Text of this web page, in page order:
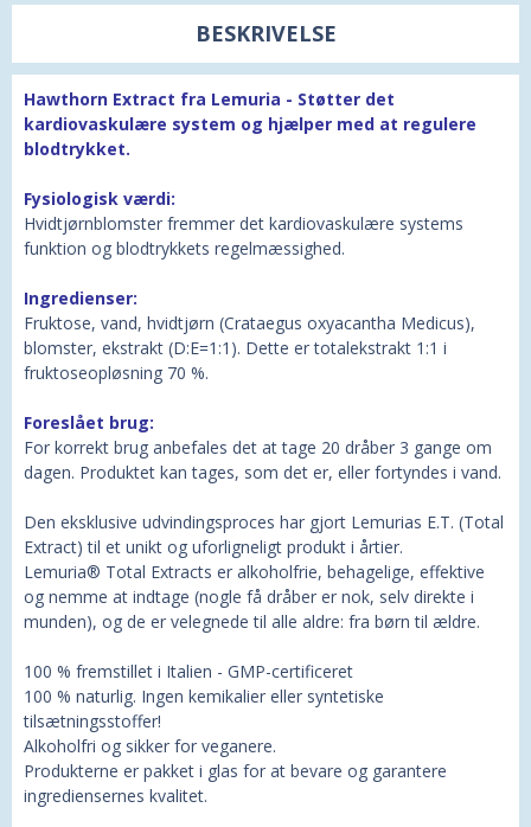
BESKRIVELSE
Hawthorn Extract fra Lemuria - Støtter det
kardiovaskulære system og hjælper med at regulere
blodtrykket.
Fysiologisk værdi:
Hvidtjørnblomster fremmer det kardiovaskulære systems
funktion og blodtrykkets regelmæssighed.
Ingredienser:
Fruktose, vand, hvidtjørn (Crataegus oxyacantha Medicus),
blomster, ekstrakt (D:E=1:1). Dette er totalekstrakt 1:1 i
fruktoseopløsning 70 %.
Foreslået brug:
For korrekt brug anbefales det at tage 20 dråber 3 gange om
dagen. Produktet kan tages, som det er, eller fortyndes i vand.
Den eksklusive udvindingsproces har gjort Lemurias E.T. (Total
Extract) til et unikt og uforligneligt produkt i årtier.
Lemuria® Total Extracts er alkoholfrie, behagelige, effektive
og nemme at indtage (nogle få dråber er nok, selv direkte i
munden), og de er velegnede til alle aldre: fra børn til ældre.
100 % fremstillet i Italien - GMP-certificeret
100 % naturlig. Ingen kemikalier eller syntetiske
tilsætningsstoffer!
Alkoholfri og sikker for veganere.
Produkterne er pakket i glas for at bevare og garantere
ingrediensernes kvalitet.